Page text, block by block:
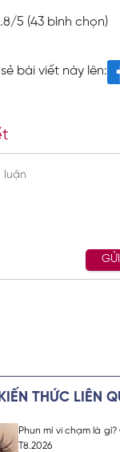
/5 (43 bình chọn)
bài viết này lên:
THỨC LIÊN
Phun mí vi chạm là
T8.2026